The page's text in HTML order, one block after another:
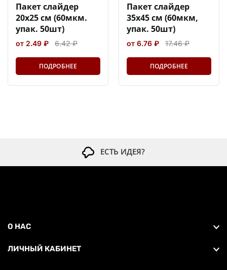
Пакет слайдер
20х25 см (60мкм.
упак. 50шт)
от 2.49 ₽ 6.42 ₽
ПОДРОБНЕЕ
Пакет слайдер
35х45 см (60мкм,
упак. 50шт)
от 6.76 ₽ 17.46 ₽
ПОДРОБНЕЕ
ЕСТЬ ИДЕЯ?
О НАС
ЛИЧНЫЙ КАБИНЕТ